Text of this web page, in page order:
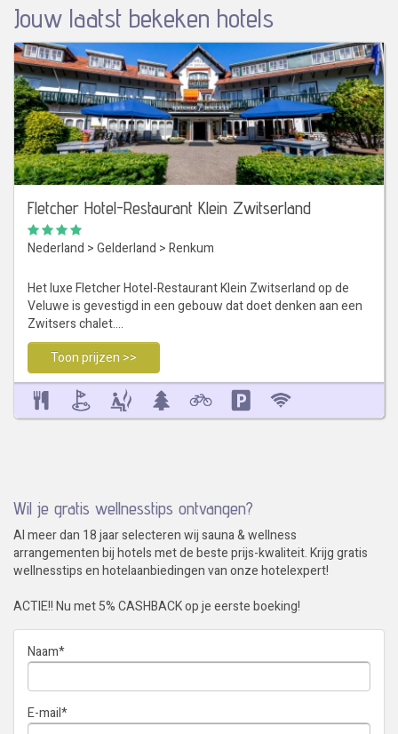
Jouw laatst bekeken hotels
Fletcher Hotel-Restaurant Klein Zwitserland
Nederland >Gelderland >Renkum
Het luxe Fletcher Hotel-Restaurant Klein Zwitserland op de
Veluwe is gevestigd in een gebouw dat doet denken aan een
Zwitsers chalet.…
Toon prijzen >>
Wil je gratis wellnesstips ontvangen?
Al meer dan 18 jaar selecteren wij sauna & wellness
arrangementen bij hotels met de beste prijs-kwaliteit. Krijg gratis
wellnesstips en hotelaanbiedingen van onze hotelexpert!
ACTIE!! Nu met 5% CASHBACK op je eerste boeking!
Naam*
E-mail*